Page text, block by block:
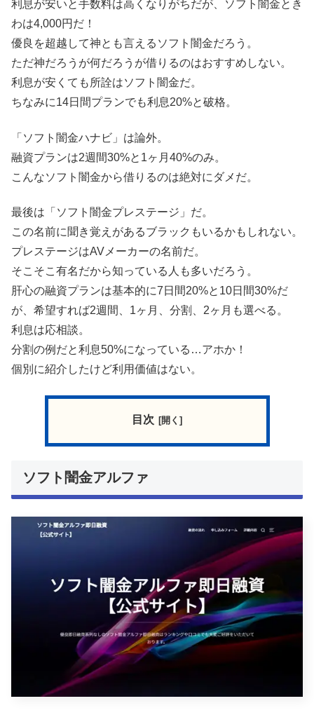
利息が安いと手数料は高くなりがちだが、ソフト闇金とき
わは4,000円だ！
優良を超越して神とも言えるソフト闇金だろう。
ただ神だろうが何だろうが借りるのはおすすめしない。
利息が安くても所詮はソフト闇金だ。
ちなみに14日間プランでも利息20%と破格。
「ソフト闇金ハナビ」は論外。
融資プランは2週間30%と1ヶ月40%のみ。
こんなソフト闇金から借りるのは絶対にダメだ。
最後は「ソフト闇金プレステージ」だ。
この名前に聞き覚えがあるブラックもいるかもしれない。
プレステージはAVメーカーの名前だ。
そこそこ有名だから知っている人も多いだろう。
肝心の融資プランは基本的に7日間20%と10日間30%だ
が、希望すれば2週間、1ヶ月、分割、2ヶ月も選べる。
利息は応相談。
分割の例だと利息50%になっている…アホか！
個別に紹介したけど利用価値はない。
目次
ソフト闇金アルファ